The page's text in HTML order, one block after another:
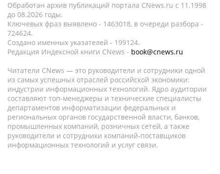
Обработан архив публикаций портала CNews.ru c 11.1998
до 08.2026 годы.
Ключевых фраз выявлено - 1463018, в очереди разбора -
724624.
Создано именных указателей - 199124.
Редакция Индексной книги CNews - book@cnews.ru
Читатели CNews — это руководители и сотрудники одной
из самых успешных отраслей российской экономики:
индустрии информационных технологий. Ядро аудитории
составляют топ-менеджеры и технические специалисты
департаментов информатизации федеральных и
региональных органов государственной власти, банков,
промышленных компаний, розничных сетей, а также
руководители и сотрудники компаний-поставщиков
информационных технологий и услуг связи.